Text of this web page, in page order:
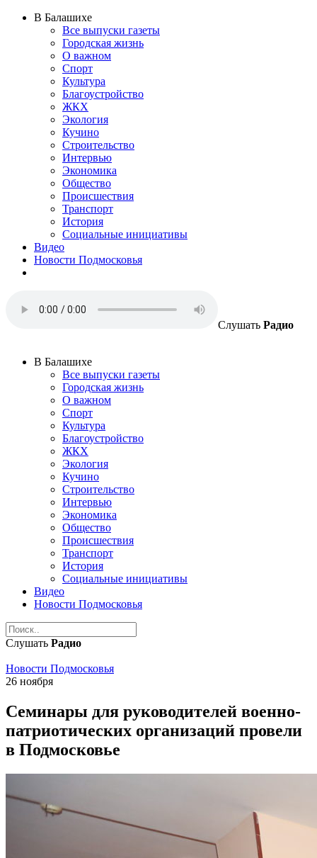
В Балашихе
Все выпуски газеты
Городская жизнь
О важном
Спорт
Культура
Благоустройство
ЖКХ
Экология
Кучино
Строительство
Интервью
Экономика
Общество
Происшествия
Транспорт
История
Социальные инициативы
Видео
Новости Подмосковья
Слушать Радио
В Балашихе
Все выпуски газеты
Городская жизнь
О важном
Спорт
Культура
Благоустройство
ЖКХ
Экология
Кучино
Строительство
Интервью
Экономика
Общество
Происшествия
Транспорт
История
Социальные инициативы
Видео
Новости Подмосковья
Слушать Радио
Новости Подмосковья
26 ноября
Семинары для руководителей военно-
патриотических организаций провели
в Подмосковье